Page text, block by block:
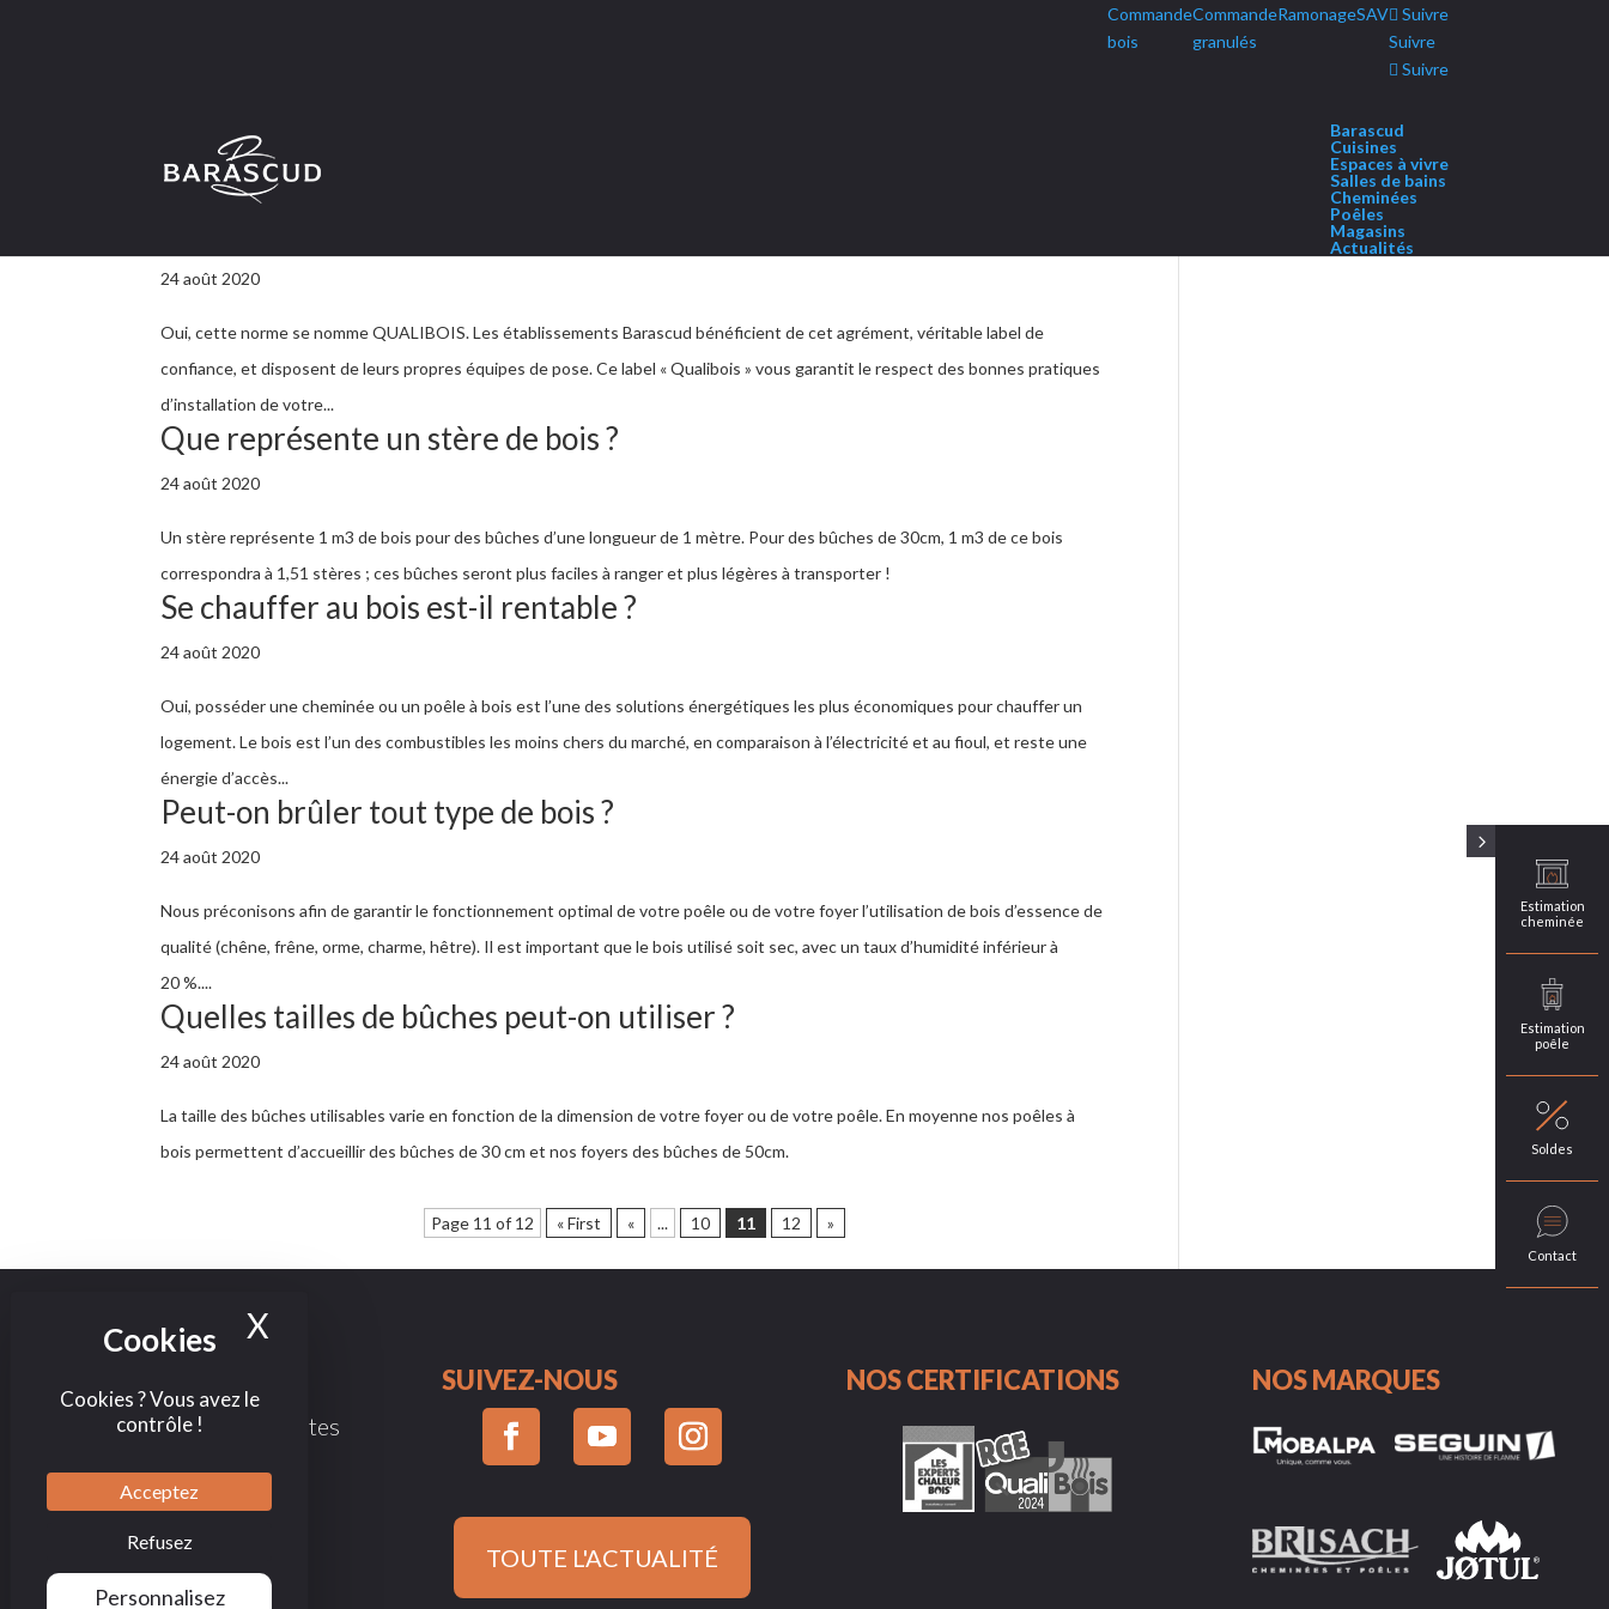
Cookies ? Vous avez le
contrôle !
Acceptez
Refusez
Personnalisez
X
Commande
bois
Commande
granulés
RamonageSAV
Suivre
Suivre
Suivre
Barascud
Cuisines
Espaces à vivre
Salles de bains
Cheminées
Poêles
Magasins
Actualités
Estimation
cheminée
Estimation
poêle
Soldes
Contact
24 août 2020
Oui, cette norme se nomme QUALIBOIS. Les établissements Barascud bénéficient de cet agrément, véritable label de
confiance, et disposent de leurs propres équipes de pose. Ce label « Qualibois » vous garantit le respect des bonnes pratiques
d’installation de votre...
Que représente un stère de bois ?
24 août 2020
Un stère représente 1 m3 de bois pour des bûches d’une longueur de 1 mètre. Pour des bûches de 30cm, 1 m3 de ce bois
correspondra à 1,51 stères ; ces bûches seront plus faciles à ranger et plus légères à transporter !
Se chauffer au bois est-il rentable ?
24 août 2020
Oui, posséder une cheminée ou un poêle à bois est l’une des solutions énergétiques les plus économiques pour chauffer un
logement. Le bois est l’un des combustibles les moins chers du marché, en comparaison à l’électricité et au fioul, et reste une
énergie d’accès...
Peut-on brûler tout type de bois ?
24 août 2020
Nous préconisons afin de garantir le fonctionnement optimal de votre poêle ou de votre foyer l’utilisation de bois d’essence de
qualité (chêne, frêne, orme, charme, hêtre). Il est important que le bois utilisé soit sec, avec un taux d’humidité inférieur à
20 %....
Quelles tailles de bûches peut-on utiliser ?
24 août 2020
La taille des bûches utilisables varie en fonction de la dimension de votre foyer ou de votre poêle. En moyenne nos poêles à
bois permettent d’accueillir des bûches de 30 cm et nos foyers des bûches de 50cm.
Page 11 of 12 « First « ... 10 11 12 »
Questions les plus fréquentes
Nos magasins
SUIVEZ-NOUS
TOUTE L'ACTUALITÉ
NOS CERTIFICATIONS NOS MARQUES